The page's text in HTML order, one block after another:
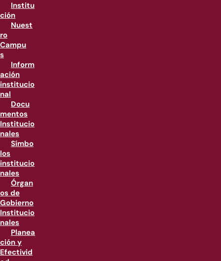
Institu
ción
Nuest
ro
Campu
s
Inform
ación
institucio
nal
Docu
mentos
Institucio
nales
Símbo
los
institucio
nales
Órgan
os de
Gobierno
Institucio
nales
Planea
ción y
Efectivid